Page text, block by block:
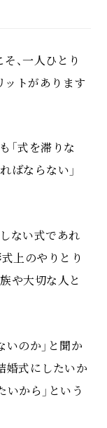
、一人ひとり
ットがあります
「式を滞りな
ばならない」
ない式であれ
式上のやりとり
や大切な人と
いのか」と聞か
婚式にしたいか
いから」という